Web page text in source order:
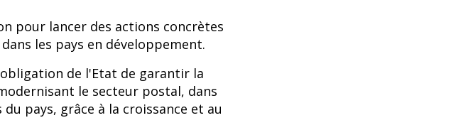
pour lancer des actions concrètes
les pays en développement.
de l'Etat de garantir la
le secteur postal, dans
pays, grâce à la croissance et au